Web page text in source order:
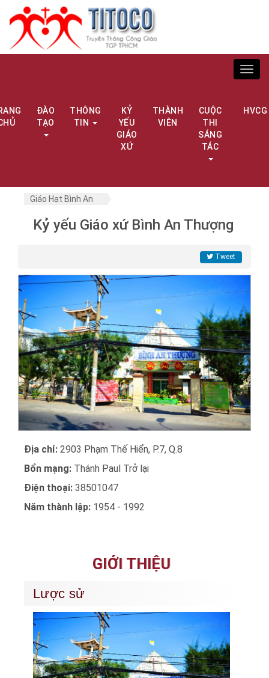
ĐÀO
TẠO
THÔNG
TIN
KỶ
YẾU
GIÁO
XỨ
THÀNH
VIÊN
CUỘC
THI
SÁNG
TÁC
HVCG
Giáo Hạt Bình An
Kỷ yếu Giáo xứ Bình An Thượng
Tweet
Địa chỉ: 2903 Phạm Thế Hiển, P.7, Q.8
Bổn mạng: Thánh Paul Trở lại
Điện thoại: 38501047
Năm thành lập: 1954 - 1992
GIỚI THIỆU
Lược sử